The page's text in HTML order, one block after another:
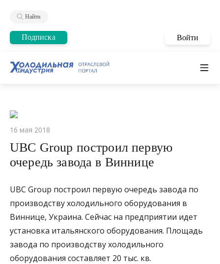
Найти
Подписка Войти
16 мая 2018
UBC Group построил первую
очередь завода в Виннице
UBC Group построил первую очередь завода по
производству холодильного оборудования в
Виннице, Украина. Сейчас на предприятии идет
установка итальянского оборудования. Площадь
завода по производству холодильного
оборудования составляет 20 тыс. кв.